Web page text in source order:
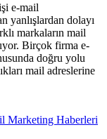
e-mail
yanlışlardan dolayı
markaların mail
Birçok firma e-
doğru yolu
mail adreslerine
Marketing Haberleri